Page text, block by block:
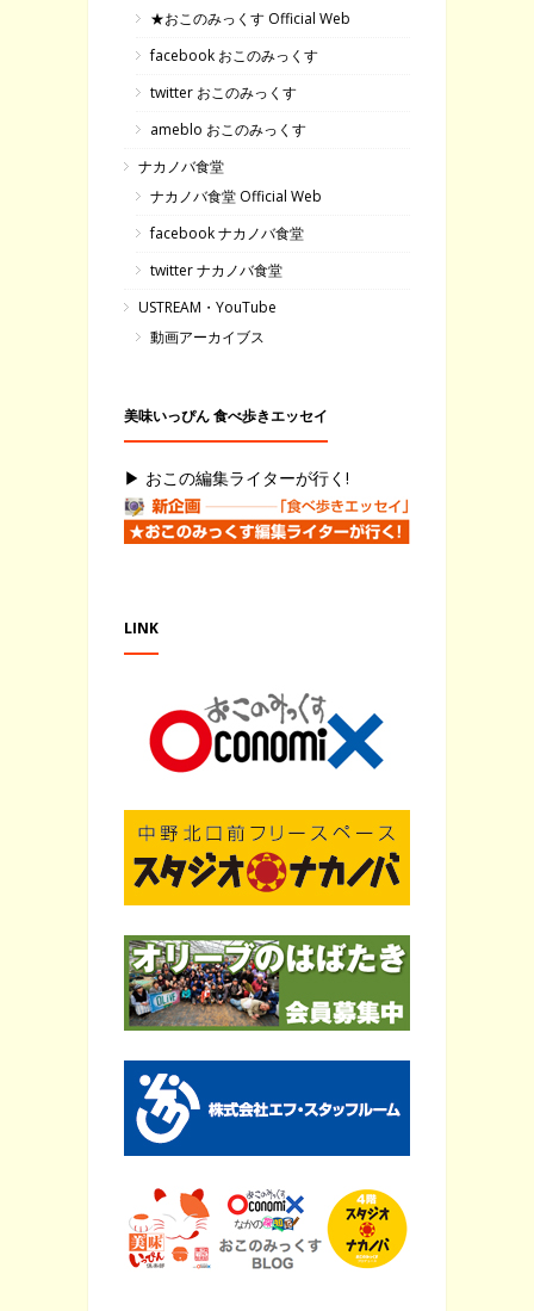
★おこのみっくす Official Web
facebook おこのみっくす
twitter おこのみっくす
ameblo おこのみっくす
ナカノバ食堂
ナカノバ食堂 Official Web
facebook ナカノバ食堂
twitter ナカノバ食堂
USTREAM・YouTube
動画アーカイブス
美味いっぴん 食べ歩きエッセイ
▶ おこの編集ライターが行く!
LINK